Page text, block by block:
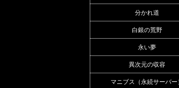
分かれ道
白銀の荒野
永い夢
異次元の収容
マニブス（永続サーバー